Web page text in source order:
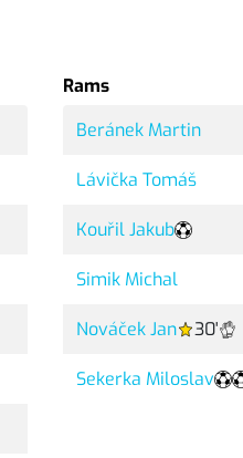
Rams
Beránek Martin
Lávička Tomáš
Kouřil Jakub
Simik Michal
Nováček Jan 30'
Sekerka Miloslav